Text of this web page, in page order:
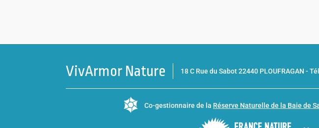
VivArmor Nature 18 C Rue du Sabot 22440 PLOUFRAGAN -
Co-gestionnaire de la Réserve Naturelle de la Baie de